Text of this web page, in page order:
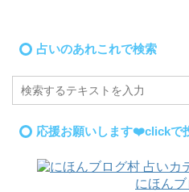
占いのあれこれで検索
応援お願いします❤️clickで
にほん